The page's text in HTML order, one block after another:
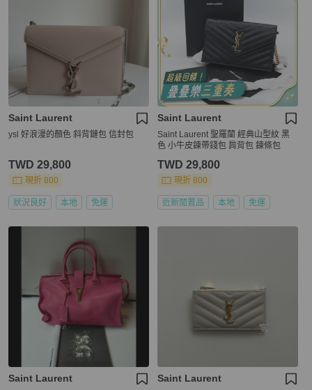
Saint Laurent
ysl 好浪漫的顏色 斜背鏈包 信封包
TWD 29,800
現折 800
狀況良好 本地 免運
Saint Laurent
Saint Laurent 聖羅蘭 經典山型紋 黑
色 小牛皮鍊帶錢包 肩背包 鍊條包
TWD 29,800
現折 800
近新閒置品 本地 免運
Saint Laurent Saint Laurent